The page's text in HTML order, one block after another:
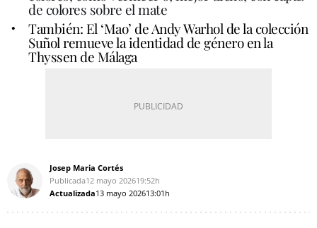
de colores sobre el mate
También: El ‘Mao’ de Andy Warhol de la colección
Suñol remueve la identidad de género en la
Thyssen de Málaga
Josep Maria Cortés
Publicada12 mayo 202619:52h
Actualizada13 mayo 202613:01h